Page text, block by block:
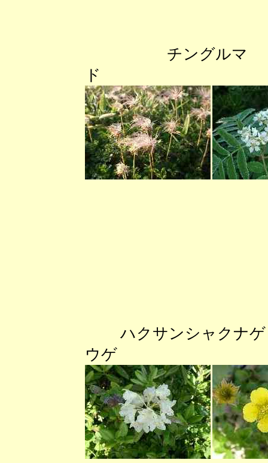
チング
ド ハクサ
ハクサンシャ
ウゲ ハナ